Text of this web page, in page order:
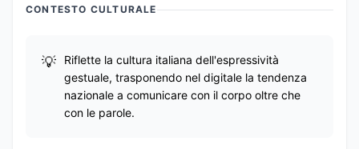
CONTESTO CULTURALE
Riflette la cultura italiana dell'espressività
gestuale, trasponendo nel digitale la tendenza
nazionale a comunicare con il corpo oltre che
con le parole.